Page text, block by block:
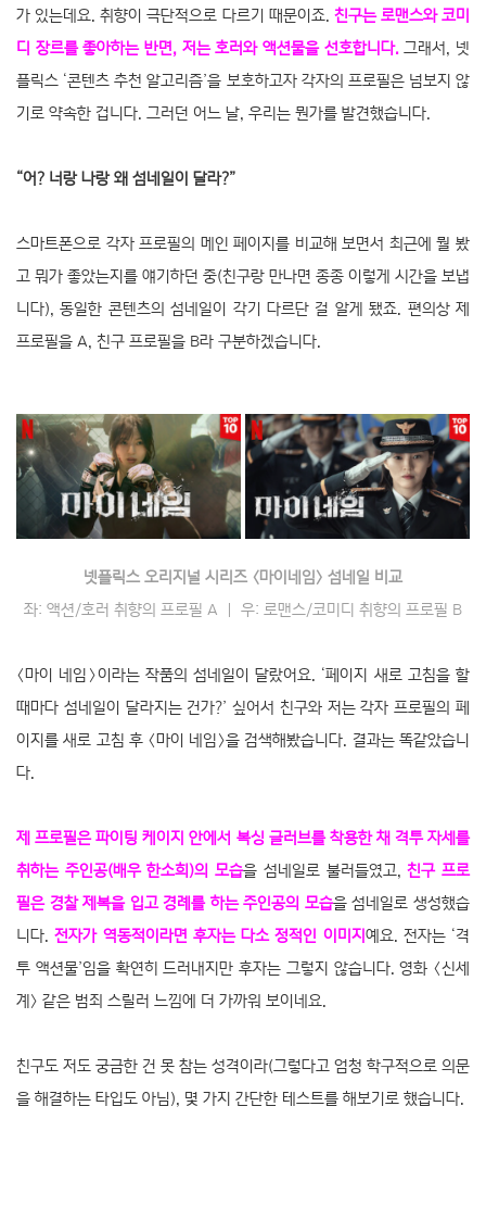
가 있는데요. 취향이 극단적으로 다르기 때문이죠. 친구는 로맨스와 코미
디 장르를 좋아하는 반면, 저는 호러와 액션물을 선호합니다. 그래서, 넷
플릭스 ‘콘텐츠 추천 알고리즘’을 보호하고자 각자의 프로필은 넘보지 않
기로 약속한 겁니다. 그러던 어느 날, 우리는 뭔가를 발견했습니다.
“어? 너랑 나랑 왜 섬네일이 달라?”
스마트폰으로 각자 프로필의 메인 페이지를 비교해 보면서 최근에 뭘 봤
고 뭐가 좋았는지를 얘기하던 중(친구랑 만나면 종종 이렇게 시간을 보냅
니다), 동일한 콘텐츠의 섬네일이 각기 다르단 걸 알게 됐죠. 편의상 제
프로필을 A, 친구 프로필을 B라 구분하겠습니다.
넷플릭스 오리지널 시리즈 〈마이네임〉 섬네일 비교
좌: 액션/호러 취향의 프로필 A ｜ 우: 로맨스/코미디 취향의 프로필 B
〈마이 네임〉이라는 작품의 섬네일이 달랐어요. ‘페이지 새로 고침을 할
때마다 섬네일이 달라지는 건가?’ 싶어서 친구와 저는 각자 프로필의 페
이지를 새로 고침 후 〈마이 네임〉을 검색해봤습니다. 결과는 똑같았습니
다.
제 프로필은 파이팅 케이지 안에서 복싱 글러브를 착용한 채 격투 자세를
취하는 주인공(배우 한소희)의 모습을 섬네일로 불러들였고,친구 프로
필은 경찰 제복을 입고 경례를 하는 주인공의 모습을 섬네일로 생성했습
니다.전자가 역동적이라면 후자는 다소 정적인 이미지예요. 전자는 ‘격
투 액션물’임을 확연히 드러내지만 후자는 그렇지 않습니다. 영화 〈신세
계〉 같은 범죄 스릴러 느낌에 더 가까워 보이네요.
친구도 저도 궁금한 건 못 참는 성격이라(그렇다고 엄청 학구적으로 의문
을 해결하는 타입도 아님), 몇 가지 간단한 테스트를 해보기로 했습니다.